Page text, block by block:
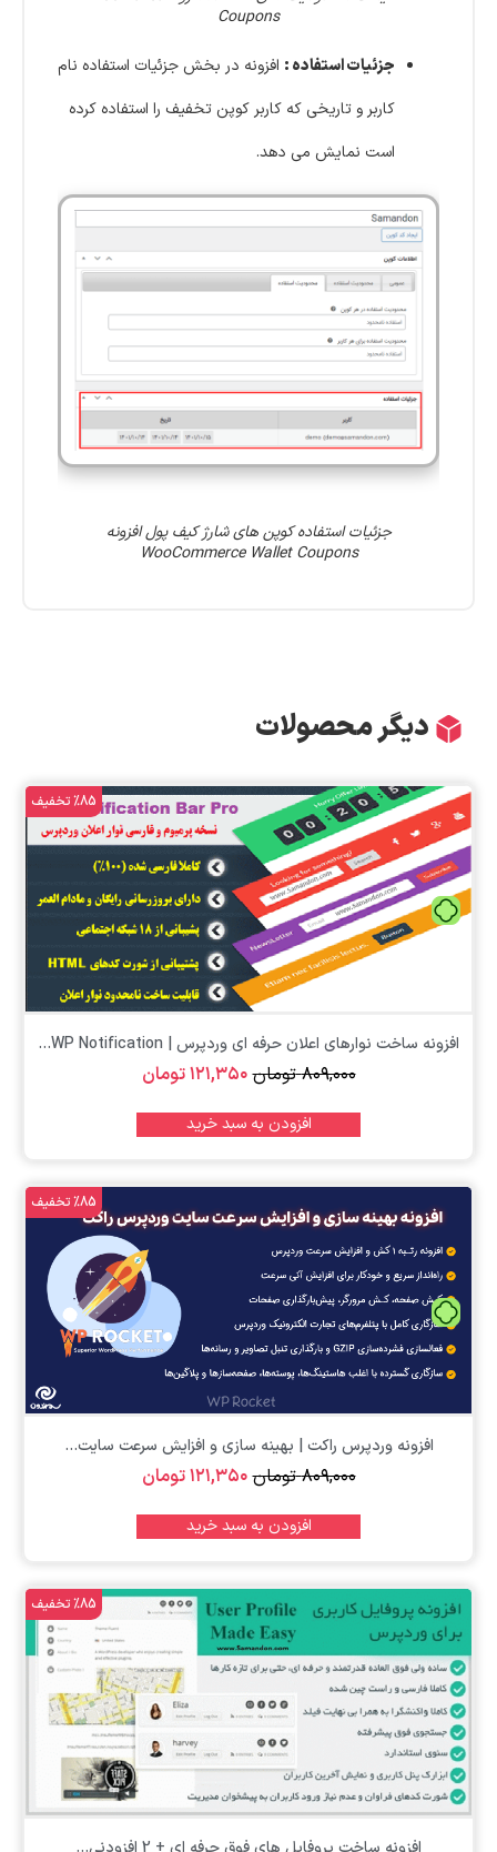
Coupons
جزئیات استفاده : افزونه در بخش جزئیات استفاده نام
کاربر و تاریخی که کاربر کوپن تخفیف را استفاده کرده
است نمایش می دهد.
جزئیات استفاده کوپن های شارژ کیف پول افزونه
WooCommerce Wallet Coupons
دیگر محصولات
تومان
%85 تخفیف
افزونه ساخت نوارهای اعلان حرفه ای وردپرس | WP Notification...
۸۰۹,۰۰۰ تومان۱۲۱,۳۵۰تومان
افزودن به سبد خرید
تومان
%85 تخفیف
افزونه وردپرس راکت | بهینه سازی و افزایش سرعت سایت...
۸۰۹,۰۰۰ تومان۱۲۱,۳۵۰تومان
افزودن به سبد خرید
%85 تخفیف